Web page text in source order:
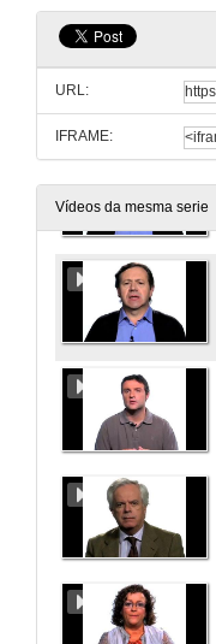
URL:
IFRAME:
Vídeos da mesma serie